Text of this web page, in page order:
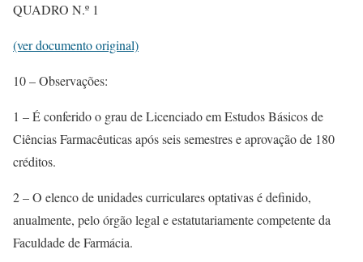
QUADRO N.º 1
(ver documento original)
10 – Observações:
1 – É conferido o grau de Licenciado em Estudos Básicos de
Ciências Farmacêuticas após seis semestres e aprovação de 180
créditos.
2 – O elenco de unidades curriculares optativas é definido,
anualmente, pelo órgão legal e estatutariamente competente da
Faculdade de Farmácia.